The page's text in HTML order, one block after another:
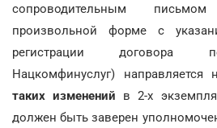
сопроводительным
произвольной форме с
регистрации договора
Нацкомфинуслуг) направляется
таких изменений в 2-х
должен быть заверен